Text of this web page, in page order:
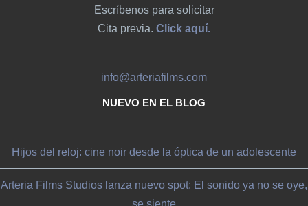
Escríbenos para solicitar
Cita previa. Click aquí.
info@arteriafilms.com
NUEVO EN EL BLOG
Hijos del reloj: cine noir desde la óptica de un adolescente
Arteria Films Studios lanza nuevo spot: El sonido ya no se oye,